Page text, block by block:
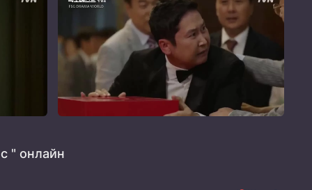
" онлайн